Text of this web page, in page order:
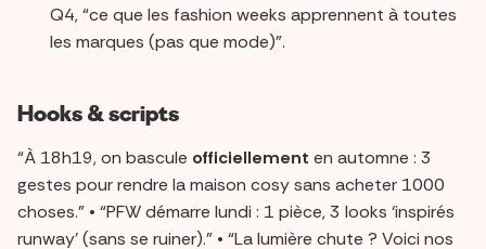
Q4, “ce que les fashion weeks apprennent à toutes
les marques (pas que mode)”.
Hooks & scripts
“À 18h19, on bascule officiellement en automne : 3
gestes pour rendre la maison cosy sans acheter 1000
choses.” • “PFW démarre lundi : 1 pièce, 3 looks ‘inspirés
runway’ (sans se ruiner).” • “La lumière chute ? Voici nos